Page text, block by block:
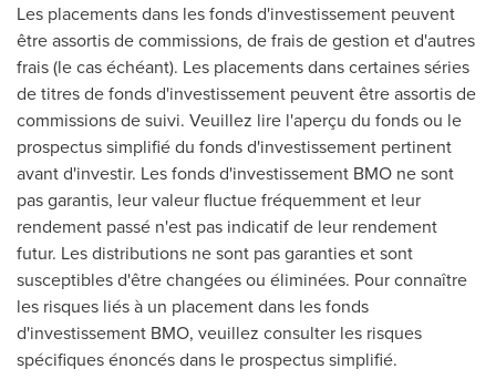
Les placements dans les fonds d'investissement peuvent
être assortis de commissions, de frais de gestion et d'autres
frais (le cas échéant). Les placements dans certaines séries
de titres de fonds d'investissement peuvent être assortis de
commissions de suivi. Veuillez lire l'aperçu du fonds ou le
prospectus simplifié du fonds d'investissement pertinent
avant d'investir. Les fonds d'investissement BMO ne sont
pas garantis, leur valeur fluctue fréquemment et leur
rendement passé n'est pas indicatif de leur rendement
futur. Les distributions ne sont pas garanties et sont
susceptibles d'être changées ou éliminées. Pour connaître
les risques liés à un placement dans les fonds
d'investissement BMO, veuillez consulter les risques
spécifiques énoncés dans le prospectus simplifié.